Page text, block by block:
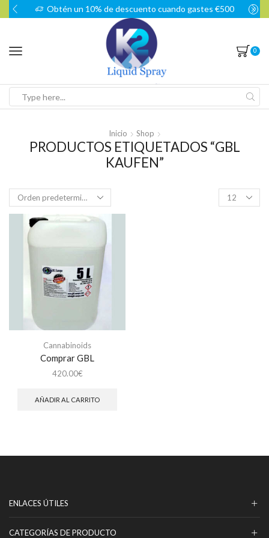
Obtén un 10% de descuento cuando gastes €500
0
Inicio Shop
PRODUCTOS ETIQUETADOS “GBL
KAUFEN”
Products
per
Cannabinoids
Comprar GBL
420.00€
AÑADIR AL CARRITO
ENLACES ÚTILES
CATEGORÍAS DE PRODUCTO